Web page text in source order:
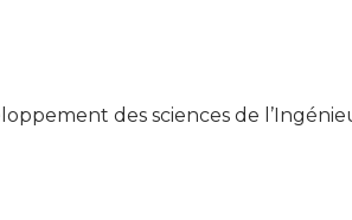
des sciences de